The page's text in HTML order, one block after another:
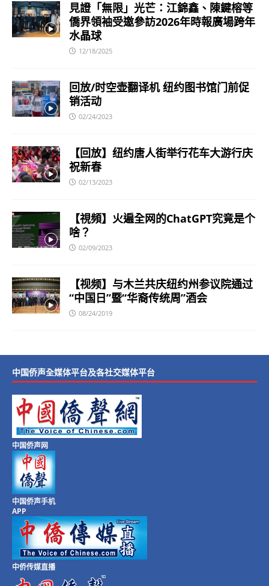
見證「無限」光芒：江錦鑫、陳鍵榕等
僑界領袖受邀參訪2026年時報廣場跨年
水晶球
12/18/2025
回放/时空壶翻译机 纽约图书馆门前促
销活动
02/24/2023
【回放】纽约唐人街举行花车大游行庆
祝新春
02/13/2023
【視頻】火遍全网的ChatGPT究竟是个
啥？
02/09/2023
【视频】与木兰共庆纽约州参议院通过
“中国日”暨“华裔传统周”酒会
08/24/2019
中国侨声全媒体平台及各社交媒体平台
中国侨声网
中国侨声手机
APP
中侨传媒直播